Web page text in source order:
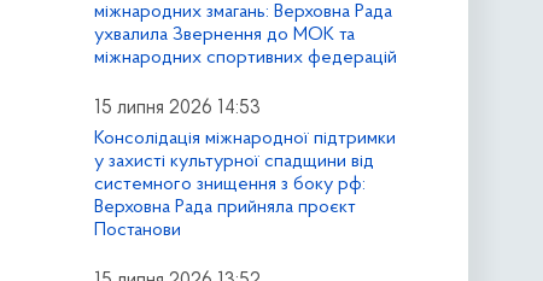
міжнародних змагань: Верховна Рада
ухвалила Звернення до МОК та
міжнародних спортивних федерацій
15 липня 2026 14:53
Консолідація міжнародної підтримки
у захисті культурної спадщини від
системного знищення з боку рф:
Верховна Рада прийняла проєкт
Постанови